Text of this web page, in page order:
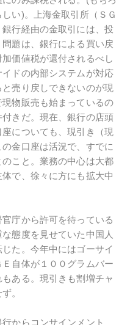
い)。上海金取引所（ＳＧ
行経由の金取引には、投
題は、銀行による買い戻
価値税が還付されるべし
ドの内部システムが対応
売り戻しできないのが現
物販売も始まっているの
きだ。現在、銀行の店頭
についても、現引き（現
金口座は活況で、すでに
こと。業務の中心は大都
で、徐々に方にも拡大中
庁から許可を待っている
態度を見せていた中国人
た。今年中にはゴーサイ
自体が１００グラムバー
ある。現引きも割増チャ
。
からコンサインメント